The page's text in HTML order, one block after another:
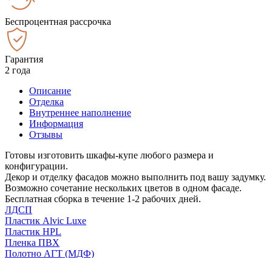
Беспроцентная рассрочка
Гарантия
2 года
Описание
Отделка
Внутреннее наполнение
Информация
Отзывы
Готовы изготовить шкафы-купе любого размера и
конфигурации.
Декор и отделку фасадов можно выполнить под вашу задумку.
Возможно сочетание нескольких цветов в одном фасаде.
Бесплатная сборка в течение 1-2 рабочих дней.
ЛДСП
Пластик Alvic Luxe
Пластик HPL
Пленка ПВХ
Полотно АГТ (МДФ)